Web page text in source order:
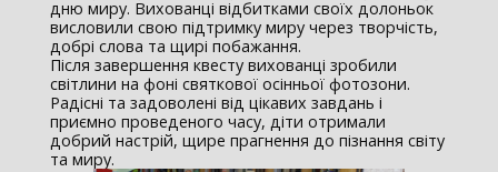
дню миру. Вихованці відбитками своїх долоньок
висловили свою підтримку миру через творчість,
добрі слова та щирі побажання.
Після завершення квесту вихованці зробили
світлини на фоні святкової осінньої фотозони.
Радісні та задоволені від цікавих завдань і
приємно проведеного часу, діти отримали
добрий настрій, щире прагнення до пізнання світу
та миру.